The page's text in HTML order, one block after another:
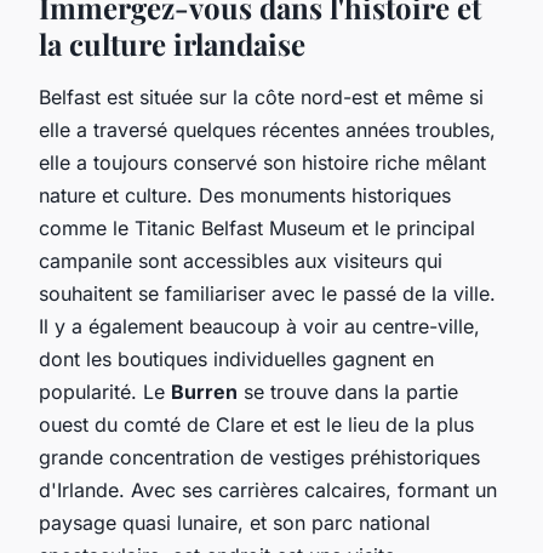
la culture irlandaise
Belfast est située sur la côte nord-est et même si
elle a traversé quelques récentes années troubles,
elle a toujours conservé son histoire riche mêlant
nature et culture. Des monuments historiques
comme le Titanic Belfast Museum et le principal
campanile sont accessibles aux visiteurs qui
souhaitent se familiariser avec le passé de la ville.
Il y a également beaucoup à voir au centre-ville,
dont les boutiques individuelles gagnent en
popularité. Le Burren se trouve dans la partie
ouest du comté de Clare et est le lieu de la plus
grande concentration de vestiges préhistoriques
d'Irlande. Avec ses carrières calcaires, formant un
paysage quasi lunaire, et son parc national